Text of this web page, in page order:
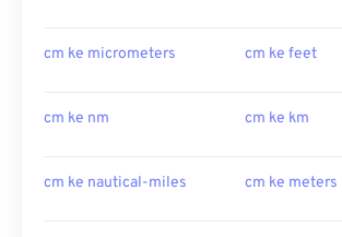
cm ke micrometers cm ke feet
cm ke nm cm ke km
cm ke nautical-miles cm ke meters